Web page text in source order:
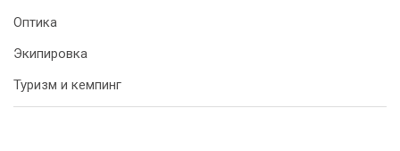
Оптика
Экипировка
Туризм и кемпинг